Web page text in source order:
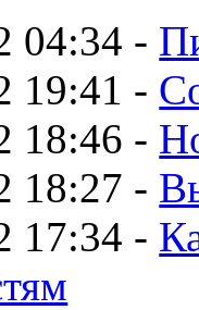
04:34 -
19:41 -
18:46 -
18:27 -
17:34 -